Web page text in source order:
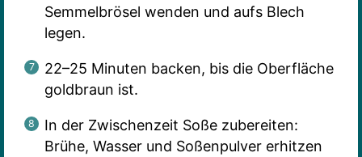
Semmelbrösel wenden und aufs Blech
legen.
22–25 Minuten backen, bis die Oberfläche
goldbraun ist.
In der Zwischenzeit Soße zubereiten:
Brühe, Wasser und Soßenpulver erhitzen